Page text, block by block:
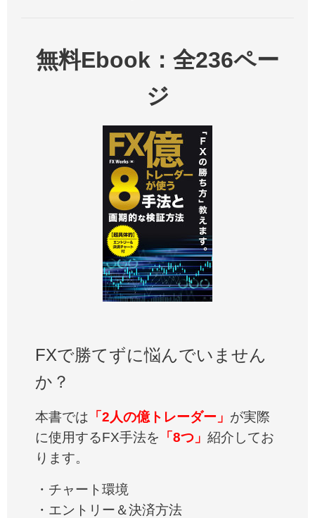
無料Ebook：全236ペー
ジ
FXで勝てずに悩んでいません
か？
本書では 「2人の億トレーダー」 が実際
に使用するFX手法を 「8つ」 紹介してお
ります。
・チャート環境
・エントリー＆決済方法